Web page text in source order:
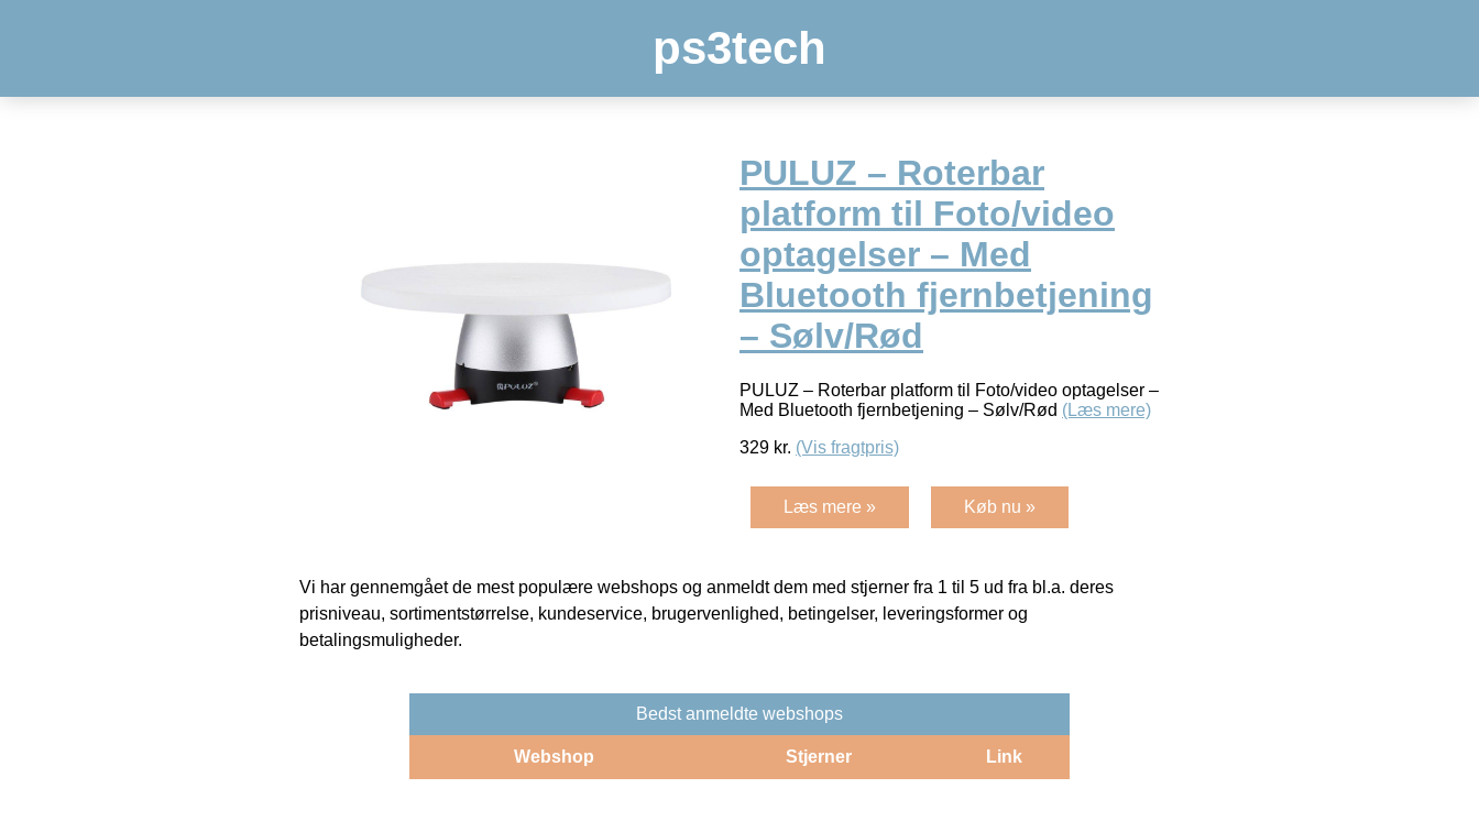
ps3tech
PULUZ – Roterbar
platform til Foto/video
optagelser – Med
Bluetooth fjernbetjening
– Sølv/Rød
PULUZ – Roterbar platform til Foto/video optagelser –
Med Bluetooth fjernbetjening – Sølv/Rød (Læs mere)
329 kr. (Vis fragtpris)
Læs mere » Køb nu »
Vi har gennemgået de mest populære webshops og anmeldt dem med stjerner fra 1 til 5 ud fra bl.a. deres
prisniveau, sortimentstørrelse, kundeservice, brugervenlighed, betingelser, leveringsformer og
betalingsmuligheder.
Bedst anmeldte webshops
Webshop Stjerner Link